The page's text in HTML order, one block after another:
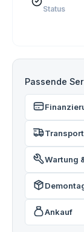
Status
Passende
Wartung
Ankauf